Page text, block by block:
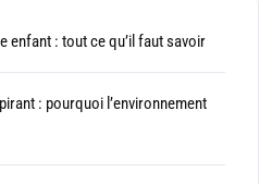
enfant : tout ce qu’il faut savoir
: pourquoi l’environnement